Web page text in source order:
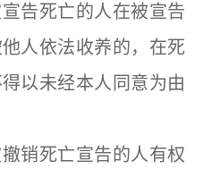
死亡的人在被宣告
人依法收养的，在死
以未经本人同意为由
死亡宣告的人有权